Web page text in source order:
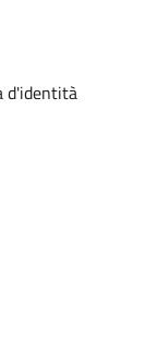
d'identità